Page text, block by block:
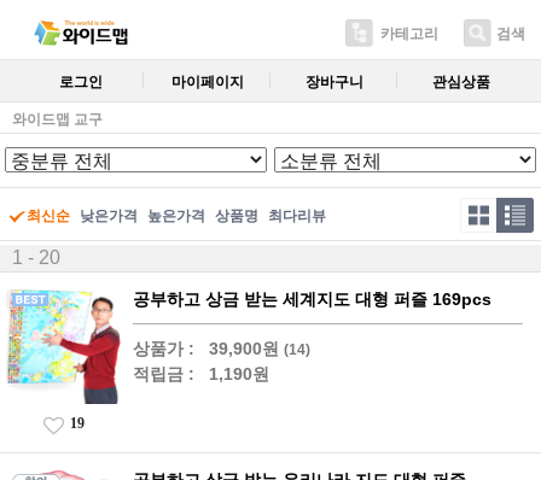
카테고리 검색
로그인 마이페이지 장바구니 관심상품
와이드맵 교구
최신순 낮은가격 높은가격 상품명 최다리뷰
1 - 20
공부하고 상금 받는 세계지도 대형 퍼즐 169pcs
상품가 : 39,900원 (14)
적립금 : 1,190원
19